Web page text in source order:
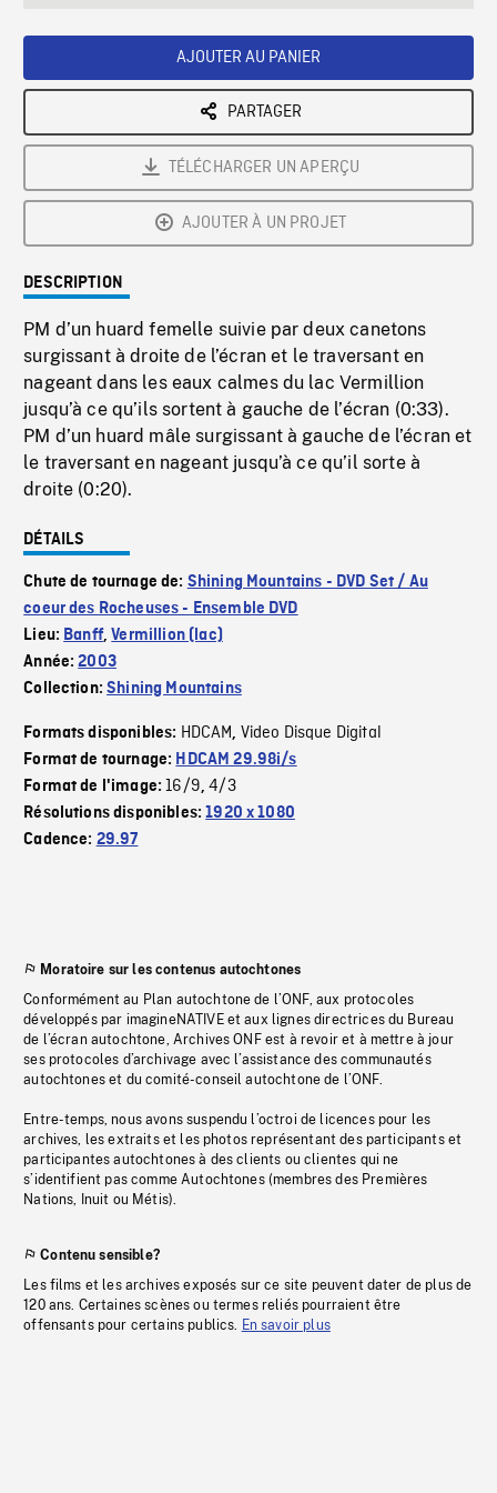
AJOUTER AU PANIER
PARTAGER
TÉLÉCHARGER UN APERÇU
AJOUTER À UN PROJET
DESCRIPTION
PM d’un huard femelle suivie par deux canetons
surgissant à droite de l’écran et le traversant en
nageant dans les eaux calmes du lac Vermillion
jusqu’à ce qu’ils sortent à gauche de l’écran (0:33).
PM d’un huard mâle surgissant à gauche de l’écran et
le traversant en nageant jusqu’à ce qu’il sorte à
droite (0:20).
DÉTAILS
Chute de tournage de: Shining Mountains - DVD Set / Au
coeur des Rocheuses - Ensemble DVD
Lieu: Banff,Vermillion (lac)
Année:2003
Collection:Shining Mountains
Formats disponibles: HDCAM, Video Disque Digital
Format de tournage: HDCAM 29.98i/s
Format de l'image:16/9,4/3
Résolutions disponibles:1920 x 1080
Cadence: 29.97
Moratoire sur les contenus autochtones
Conformément au Plan autochtone de l’ONF, aux protocoles
développés par imagineNATIVE et aux lignes directrices du Bureau
de l’écran autochtone, Archives ONF est à revoir et à mettre à jour
ses protocoles d’archivage avec l’assistance des communautés
autochtones et du comité-conseil autochtone de l’ONF.
Entre-temps, nous avons suspendu l’octroi de licences pour les
archives, les extraits et les photos représentant des participants et
participantes autochtones à des clients ou clientes qui ne
s’identifient pas comme Autochtones (membres des Premières
Nations, Inuit ou Métis).
Contenu sensible?
Les films et les archives exposés sur ce site peuvent dater de plus de
120 ans. Certaines scènes ou termes reliés pourraient être
offensants pour certains publics. En savoir plus